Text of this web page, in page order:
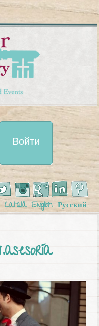
Català English Русский